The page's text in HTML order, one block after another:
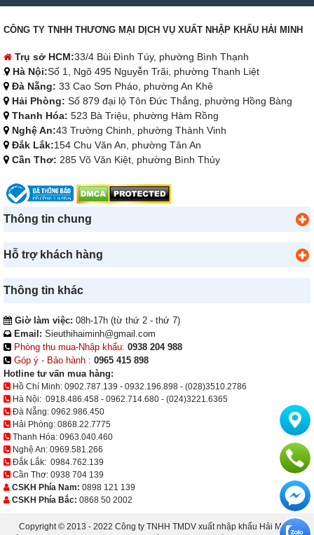
CÔNG TY TNHH THƯƠNG MẠI DỊCH VỤ XUẤT NHẬP KHẨU HẢI MINH
Trụ sở HCM:33/4 Bùi Đình Túy, phường Bình Thạnh
Hà Nội:Số 1, Ngõ 495 Nguyễn Trãi, phường Thanh Liệt
Đà Nẵng: 33 Cao Sơn Pháo, phường An Khê
Hải Phòng: Số 879 đại lộ Tôn Đức Thắng, phường Hồng Bàng
Thanh Hóa: 523 Bà Triệu, phường Hàm Rồng
Nghệ An:43 Trường Chinh, phường Thành Vinh
Đắk Lắk:154 Chu Văn An, phường Tân An
Cần Thơ: 285 Võ Văn Kiệt, phường Bình Thủy
Thông tin chung
Hỗ trợ khách hàng
Thông tin khác
Giờ làm việc: 08h-17h (từ thứ 2 - thứ 7)
Email: Sieuthihaiminh@gmail.com
Phòng thu mua-Nhập khẩu: 0938 204 988
Góp ý - Bảo hành : 0965 415 898
Hotline tư vấn mua hàng:
Hồ Chí Minh: 0902.787.139 - 0932.196.898 - (028)3510.2786
Hà Nội: 0918.486.458 - 0962.714.680 - (024)3221.6365
Đà Nẵng: 0962.986.450
Hải Phòng: 0868.22.7775
Thanh Hóa: 0963.040.460
Nghệ An: 0969.581.266
Đắk Lắk: 0984.762.139
Cần Thơ: 0938 704 139
CSKH Phía Nam: 0898 121 139
CSKH Phía Bắc: 0868 50 2002
Copyright © 2013 - 2022 Công ty TNHH TMDV xuất nhập khẩu Hải Minh.